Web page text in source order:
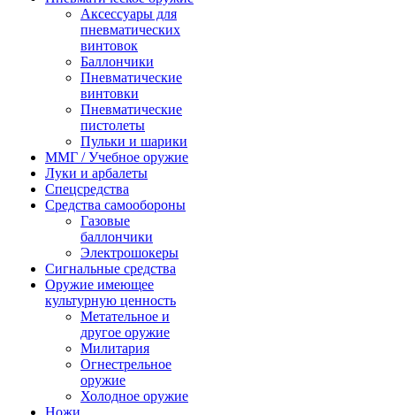
Аксессуары для
пневматических
винтовок
Баллончики
Пневматические
винтовки
Пневматические
пистолеты
Пульки и шарики
ММГ / Учебное оружие
Луки и арбалеты
Спецсредства
Средства самообороны
Газовые
баллончики
Электрошокеры
Сигнальные средства
Оружие имеющее
культурную ценность
Метательное и
другое оружие
Милитария
Огнестрельное
оружие
Холодное оружие
Ножи